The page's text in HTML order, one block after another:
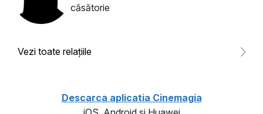
căsătorie
Vezi toate relaţiile
Descarca aplicatia Cinemagia